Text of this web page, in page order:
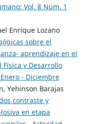
Vol. 8 Núm. 1
Enrique Lozano
sobre el
aprendizaje en el
Física y Desarrollo
- Diciembre
Yehinson Barajas
contraste y
en etapa